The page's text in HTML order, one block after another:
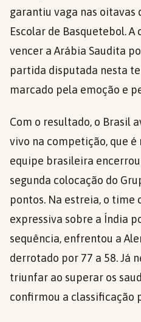
garantiu vaga nas oitavas
Escolar de Basquetebol.
vencer a Arábia Saudita
partida disputada nesta
marcado pela emoção e
Com o resultado, o Brasil
vivo na competição, que é
equipe brasileira
segunda colocação do
pontos. Na estreia, o time
expressiva sobre a Índia
sequência, enfrentou a
derrotado por 77 a 58. Já
triunfar ao superar os
confirmou a classificação